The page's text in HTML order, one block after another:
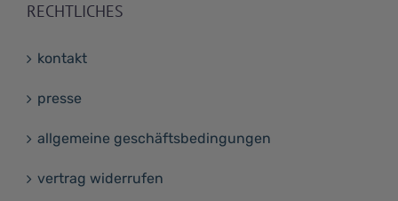
RECHTLICHES
kontakt
presse
allgemeine geschäftsbedingungen
vertrag widerrufen